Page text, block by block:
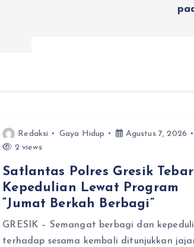
Redaksi Gaya Hidup
Agustus 7, 2026
2 views
Satlantas Polres Gresik Tebar
Kepedulian Lewat Program
“Jumat Berkah Berbagi”
GRESIK – Semangat berbagi dan
terhadap sesama kembali ditunjukkan